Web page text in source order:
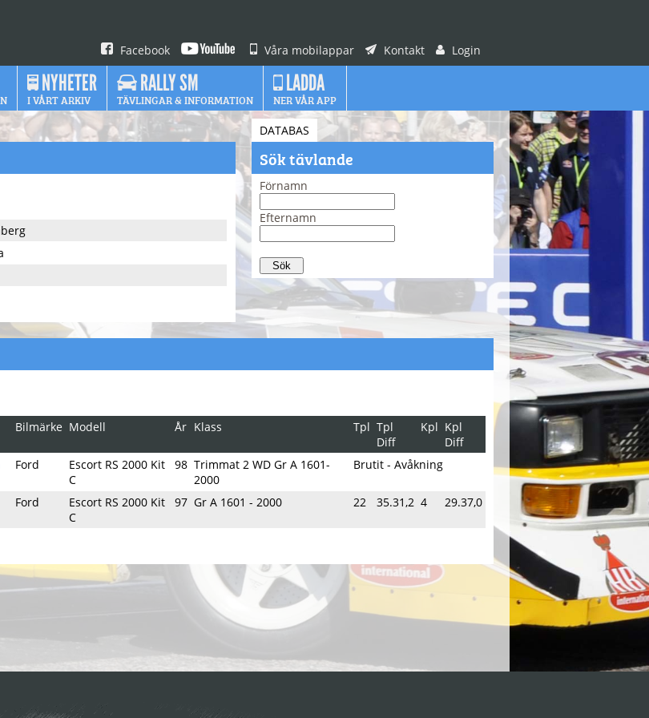
Facebook Våra mobilappar Kontakt Login
NYHETER
I VÅRT ARKIV
RALLY SM
TÄVLINGAR & INFORMATION
LADDA
NER VÅR APP
DATABAS
Sök tävlande
Förnamn
Efternamn
Bilmärke Modell År Klass Tpl Tpl
Diff
Kpl Kpl
Diff
Ford
Escort RS 2000 Kit
C
98 Trimmat 2 WD Gr A 1601-
2000
Brutit - Avåkning
Ford
Escort RS 2000 Kit
C
97 Gr A 1601 - 2000 22 35.31,2 4 29.37,0